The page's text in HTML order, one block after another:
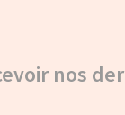
nos